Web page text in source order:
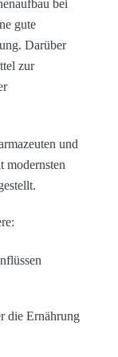
bei
gute
Darüber
zur
und
modernsten
die Ernährung